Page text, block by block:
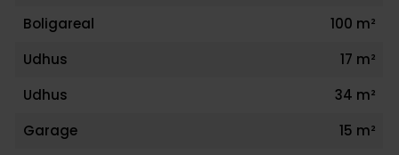
Boligareal
100 m²
Udhus
17 m²
Udhus
34 m²
Garage
15 m²